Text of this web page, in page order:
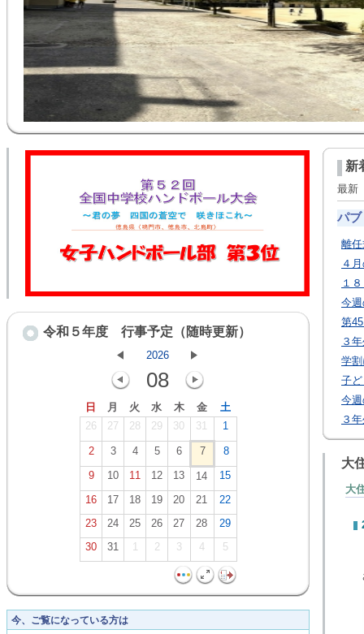
令和５年度 行事予定（随時更新）
2026
08
日 月 火 水 木 金
土
26
27 28 29 30 31 1
2 3 4 5 6 7
8
9
10 11 12 13 14
15
16
17 18 19 20 21
22
23
24 25 26 27 28
29
30
31 1 2 3 4 5
今、ご覧になっている方は
新
最新
パ
離
４
１
今
第
３
学
子
今
３
大
大